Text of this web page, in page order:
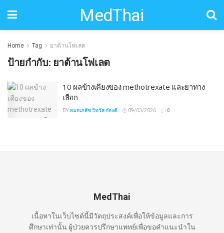
MedThai
Home Tag ยาต้านโฟเลต
ป้ายกำกับ: ยาต้านโฟเลต
10 ผลข้างเคียงของ methotrexate และยาทาง
เลือก
BYหมอเภสัช วิทวัส ก๋องดี 09/03/2026 0
MedThai
เนื้อหาในเว็บไซต์นี้มีวัตถุประสงค์เพื่อให้ข้อมูลและการ
ศึกษาเท่านั้น ผู้ป่วยควรปรึกษาแพทย์เพื่อขอคำแนะนำใน